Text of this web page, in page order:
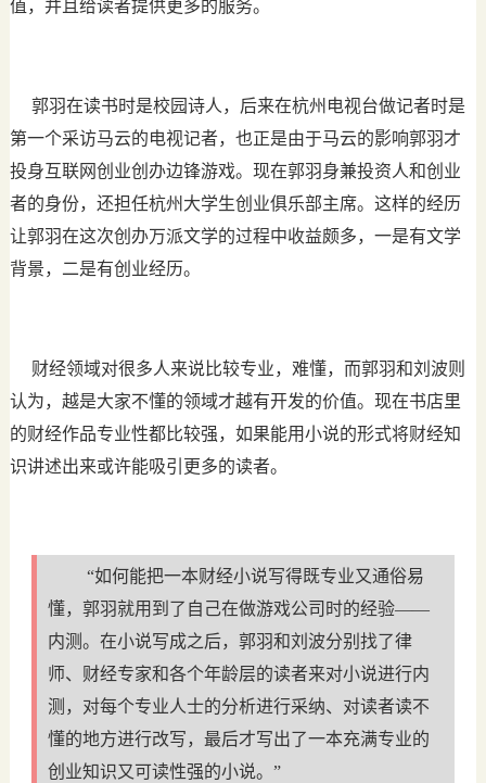
值，并且给读者提供更多的服务。
郭羽在读书时是校园诗人，后来在杭州电视台做记者时是
第一个采访马云的电视记者，也正是由于马云的影响郭羽才
投身互联网创业创办边锋游戏。现在郭羽身兼投资人和创业
者的身份，还担任杭州大学生创业俱乐部主席。这样的经历
让郭羽在这次创办万派文学的过程中收益颇多，一是有文学
背景，二是有创业经历。
财经领域对很多人来说比较专业，难懂，而郭羽和刘波则
认为，越是大家不懂的领域才越有开发的价值。现在书店里
的财经作品专业性都比较强，如果能用小说的形式将财经知
识讲述出来或许能吸引更多的读者。
“如何能把一本财经小说写得既专业又通俗易
懂，郭羽就用到了自己在做游戏公司时的经验——
内测。在小说写成之后，郭羽和刘波分别找了律
师、财经专家和各个年龄层的读者来对小说进行内
测，对每个专业人士的分析进行采纳、对读者读不
懂的地方进行改写，最后才写出了一本充满专业的
创业知识又可读性强的小说。”